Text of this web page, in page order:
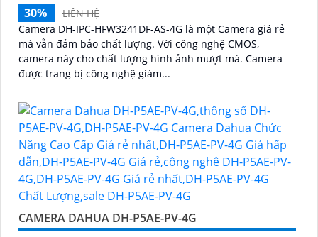
30%
LIÊN HỆ
Camera DH-IPC-HFW3241DF-AS-4G là một Camera giá rẻ
mà vẫn đảm bảo chất lượng. Với công nghệ CMOS,
camera này cho chất lượng hình ảnh mượt mà. Camera
được trang bị công nghệ giám...
CAMERA DAHUA DH-P5AE-PV-4G